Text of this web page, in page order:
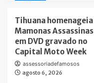
Tihuana homenageia
Mamonas Assassinas
em DVD gravado no
Capital Moto Week
assessoriadefamosos
agosto 6, 2026